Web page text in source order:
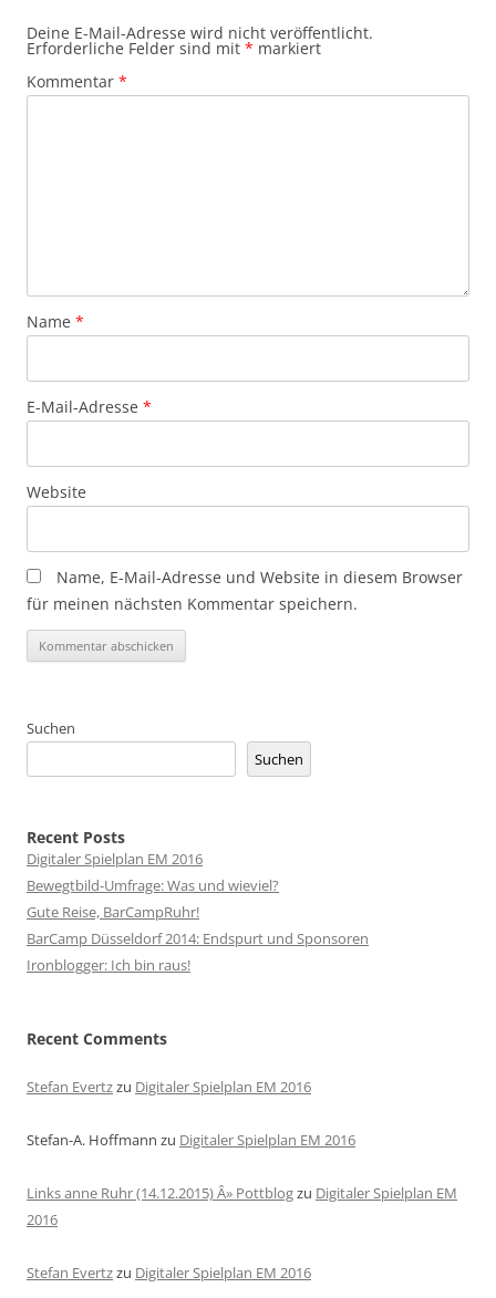
Deine E-Mail-Adresse wird nicht veröffentlicht.
Erforderliche Felder sind mit * markiert
Kommentar *
Name *
E-Mail-Adresse *
Website
Name, E-Mail-Adresse und Website in diesem Browser
für meinen nächsten Kommentar speichern.
Suchen
Suchen
Recent Posts
Digitaler Spielplan EM 2016
Bewegtbild-Umfrage: Was und wieviel?
Gute Reise, BarCampRuhr!
BarCamp Düsseldorf 2014: Endspurt und Sponsoren
Ironblogger: Ich bin raus!
Recent Comments
Stefan Evertzzu Digitaler Spielplan EM 2016
Stefan-A. Hoffmann zu Digitaler Spielplan EM 2016
Links anne Ruhr (14.12.2015) Â» Pottblogzu Digitaler Spielplan EM
2016
Stefan Evertzzu Digitaler Spielplan EM 2016